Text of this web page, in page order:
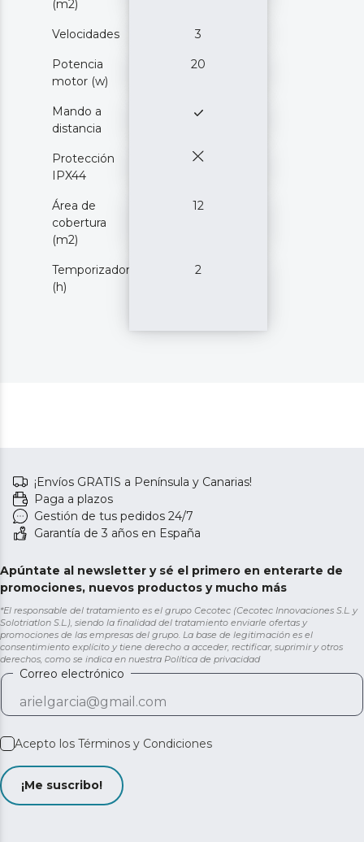
(m2)
Velocidades 3
Potencia
motor (w)
20
Mando a
distancia
Protección
IPX44
Área de
cobertura
(m2)
12
Temporizador
(h)
2
¡Envíos GRATIS a Península y Canarias!
Paga a plazos
Gestión de tus pedidos 24/7
Garantía de 3 años en España
Apúntate al newsletter y sé el primero en enterarte de
promociones, nuevos productos y mucho más
*El responsable del tratamiento es el grupo Cecotec (Cecotec Innovaciones S.L. y
Solotriatlon S.L.), siendo la finalidad del tratamiento enviarle ofertas y
promociones de las empresas del grupo. La base de legitimación es el
consentimiento explícito y tiene derecho a acceder, rectificar, suprimir y otros
derechos, como se indica en nuestra Política de privacidad
Correo electrónico
Acepto los Términos y Condiciones
¡Me suscribo!